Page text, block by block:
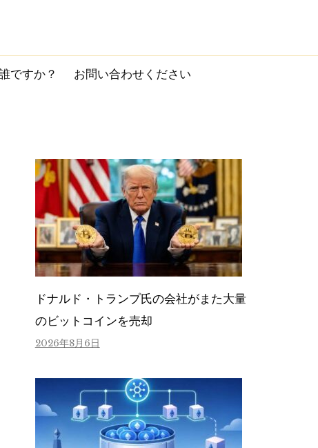
ですか？ お問い合わせください
ドナルド・トランプ氏の会社がまた大量
のビットコインを売却
2026年8月6日